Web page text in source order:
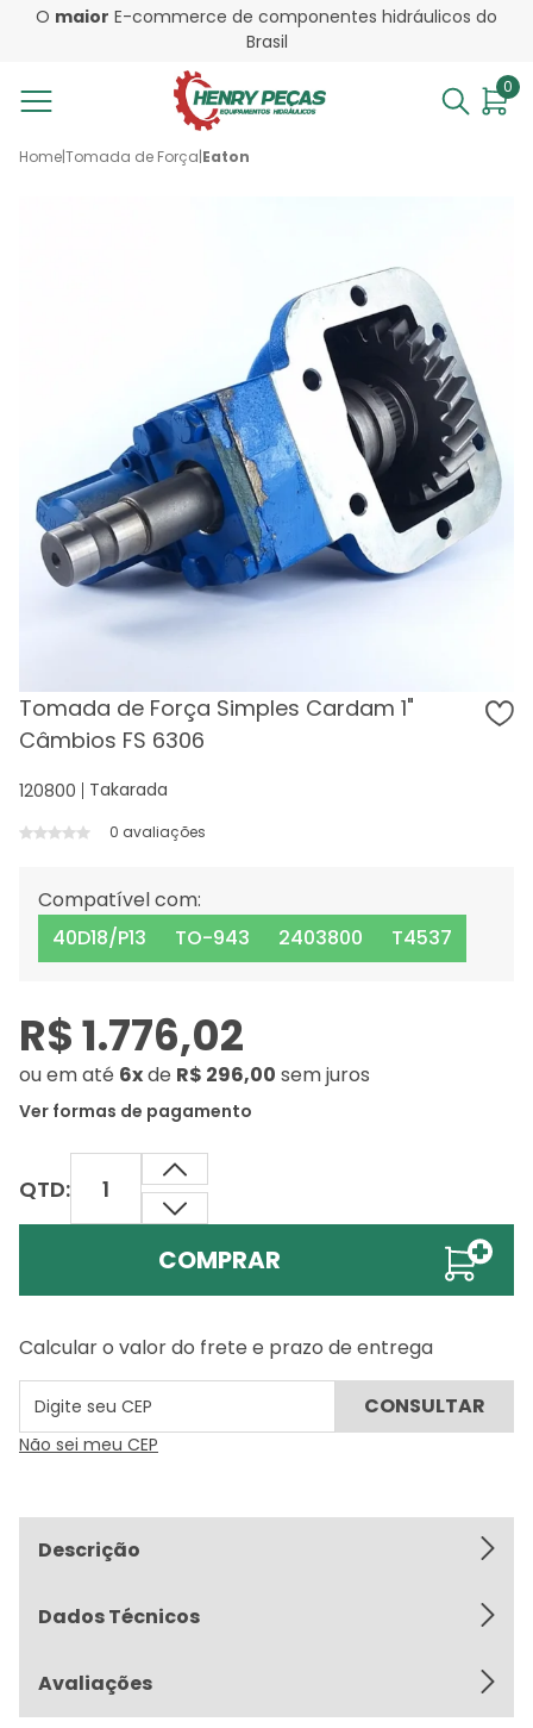
O maior E-commerce de componentes hidráulicos do
Brasil
0
Home|Tomada de Força|Eaton
Tomada de Força Simples Cardam 1"
Câmbios FS 6306
120800 Takarada
0 avaliações
R$ 1.776,02
ouem até 6xde R$ 296,00 sem juros
Ver formas de pagamento
Compatível com:
40D18/P13
TO-943 2403800 T4537
QTD:
COMPRAR
Calcular o valor do frete e prazo de entrega
Não sei meu CEP
Descrição
Dados Técnicos
Avaliações